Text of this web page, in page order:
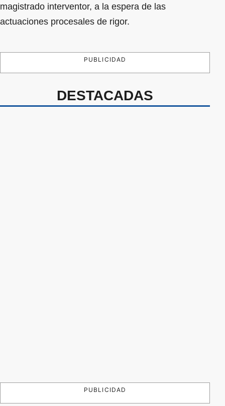
magistrado interventor, a la espera de las
actuaciones procesales de rigor.
PUBLICIDAD
DESTACADAS
PUBLICIDAD